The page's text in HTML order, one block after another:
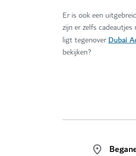
Er is ook een
zijn er zelfs
ligt tegenoverDubai
bekijken?